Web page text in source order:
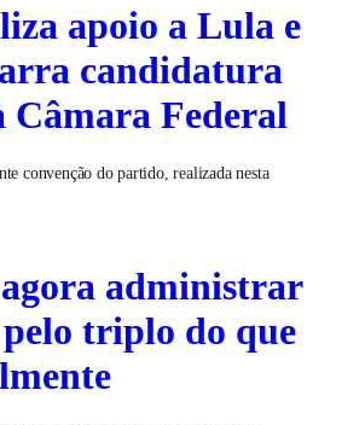
apoio a Lula e
candidatura
Câmara Federal
convenção do partido, realizada nesta
administrar
triplo do que